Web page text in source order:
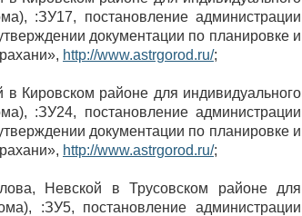
:ЗУ17, постановление администрации
документации по планировке и
http://www.astrgorod.ru/;
Кировском районе для индивидуального
:ЗУ24, постановление администрации
документации по планировке и
http://www.astrgorod.ru/;
Невской в Трусовском районе для
:ЗУ5, постановление администрации